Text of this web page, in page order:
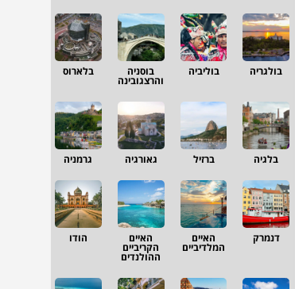
בולגריה בוליביה בוסניה
והרצגובינה
בלארוס
בלגיה ברזיל גאורגיה גרמניה
דנמרק האיים
המלדיביים
האיים
הקריביים
ההולנדים
הודו